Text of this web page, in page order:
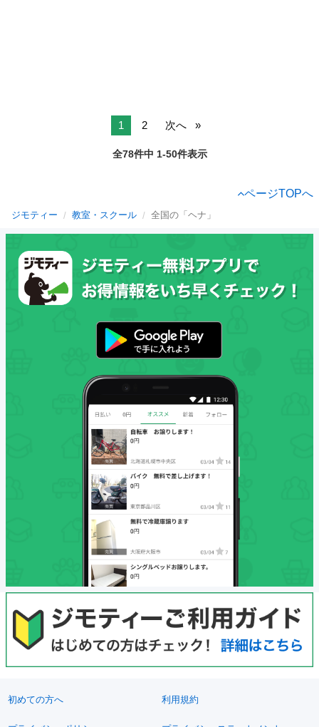
1 2 次へ
全78件中 1-50件表示
ページTOPへ
ジモティー 教室・スクール 全国の「ヘナ」
初めての方へ 利用規約